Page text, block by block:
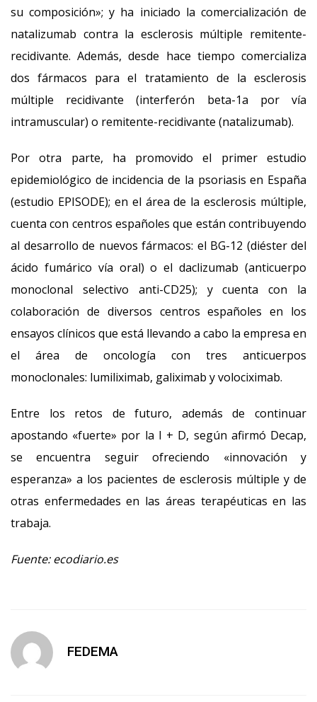
su composición»; y ha iniciado la comercialización de
natalizumab contra la esclerosis múltiple remitente-
recidivante. Además, desde hace tiempo comercializa
dos fármacos para el tratamiento de la esclerosis
múltiple recidivante (interferón beta-1a por vía
intramuscular) o remitente-recidivante (natalizumab).
Por otra parte, ha promovido el primer estudio
epidemiológico de incidencia de la psoriasis en España
(estudio EPISODE); en el área de la esclerosis múltiple,
cuenta con centros españoles que están contribuyendo
al desarrollo de nuevos fármacos: el BG-12 (diéster del
ácido fumárico vía oral) o el daclizumab (anticuerpo
monoclonal selectivo anti-CD25); y cuenta con la
colaboración de diversos centros españoles en los
ensayos clínicos que está llevando a cabo la empresa en
el área de oncología con tres anticuerpos
monoclonales: lumiliximab, galiximab y volociximab.
Entre los retos de futuro, además de continuar
apostando «fuerte» por la I + D, según afirmó Decap,
se encuentra seguir ofreciendo «innovación y
esperanza» a los pacientes de esclerosis múltiple y de
otras enfermedades en las áreas terapéuticas en las
trabaja.
Fuente: ecodiario.es
FEDEMA